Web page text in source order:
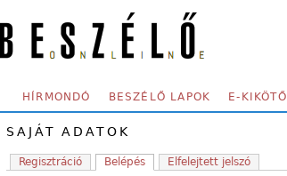
SECONDARY MENU
HÍRMONDÓ BESZÉLŐ LAPOK E-KIKÖTŐ
SAJÁT ADATOK
Regisztráció Belépés Elfelejtett jelszó